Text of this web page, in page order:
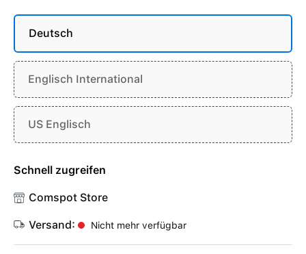
Deutsch
Englisch International
US Englisch
Schnell zugreifen
Comspot Store
Versand: Nicht mehr verfügbar